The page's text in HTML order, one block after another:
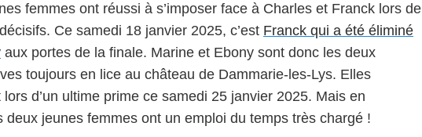
femmes ont réussi à s’imposer face à Charles et Franck lors de
Ce samedi 18 janvier 2025, c’est Franck qui a été éliminé
aux portes de la finale. Marine et Ebony sont donc les deux
toujours en lice au château de Dammarie-les-Lys. Elles
lors d’un ultime prime ce samedi 25 janvier 2025. Mais en
deux jeunes femmes ont un emploi du temps très chargé !